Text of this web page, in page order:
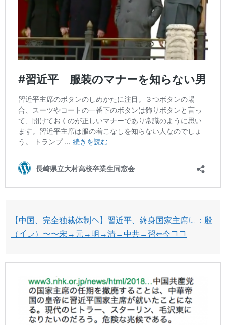
【中国、完全独裁体制へ】習近平、終身国家主席に：殷
（イン）〜〜宋→元→明→清→中共→習⇐今ココ